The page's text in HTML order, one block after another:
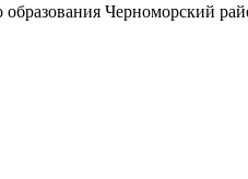
Черноморский